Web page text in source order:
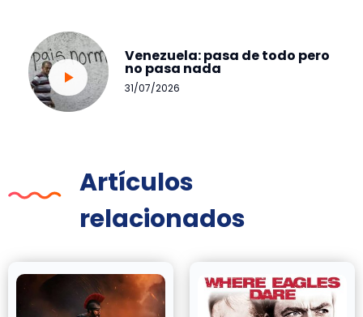
Venezuela: pasa de todo pero
no pasa nada
31/07/2026
Artículos
relacionados